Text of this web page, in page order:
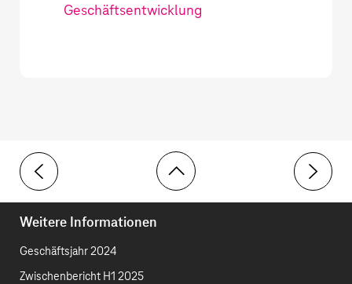
Geschäftsentwicklung
Toolbar
Prognose
Weitere Informationen
Geschäftsjahr 2024
Zwischenbericht H1 2025